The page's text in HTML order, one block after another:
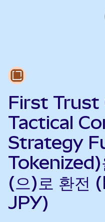
First Trust
Tactical
Strategy
Tokenized)
(으)로 환전
JPY)